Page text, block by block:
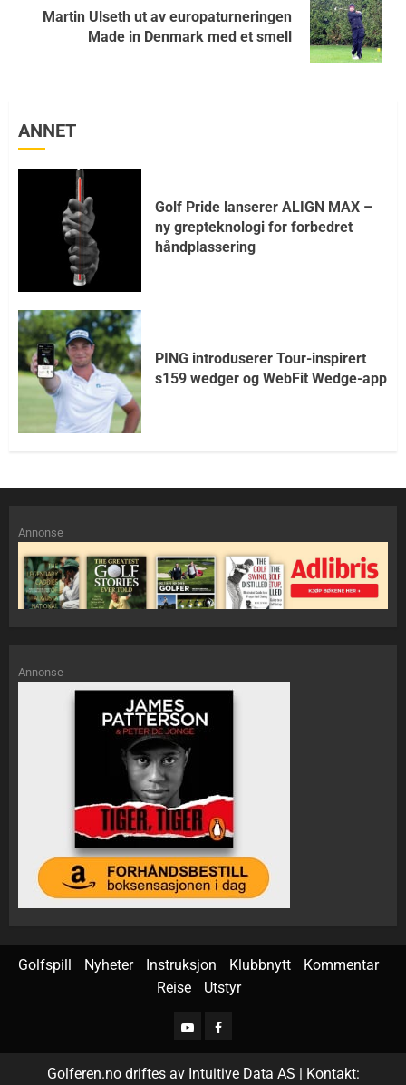
Martin Ulseth ut av europaturneringen
Made in Denmark med et smell
ANNET
Golf Pride lanserer ALIGN MAX –
ny grepteknologi for forbedret
håndplassering
PING introduserer Tour-inspirert
s159 wedger og WebFit Wedge-app
Annonse
Annonse
Golfspill Nyheter Instruksjon Klubbnytt
Kommentar
Reise
Utstyr
Golferen.no driftes av Intuitive Data AS | Kontakt: